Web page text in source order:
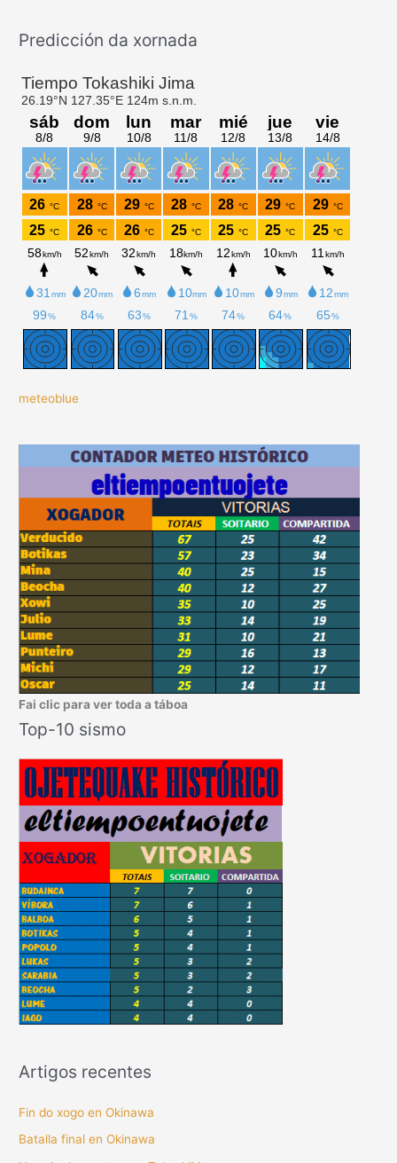
Predicción da xornada
meteoblue
Fai clic para ver toda a táboa
Top-10 sismo
Artigos recentes
Fin do xogo en Okinawa
Batalla final en Okinawa